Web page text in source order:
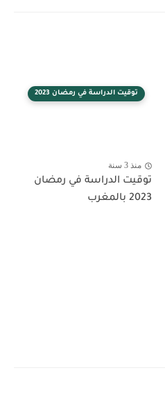
توقيت الدراسة في رمضان 2023
منذ 3 سنة
توقيت الدراسة في رمضان
2023 بالمغرب